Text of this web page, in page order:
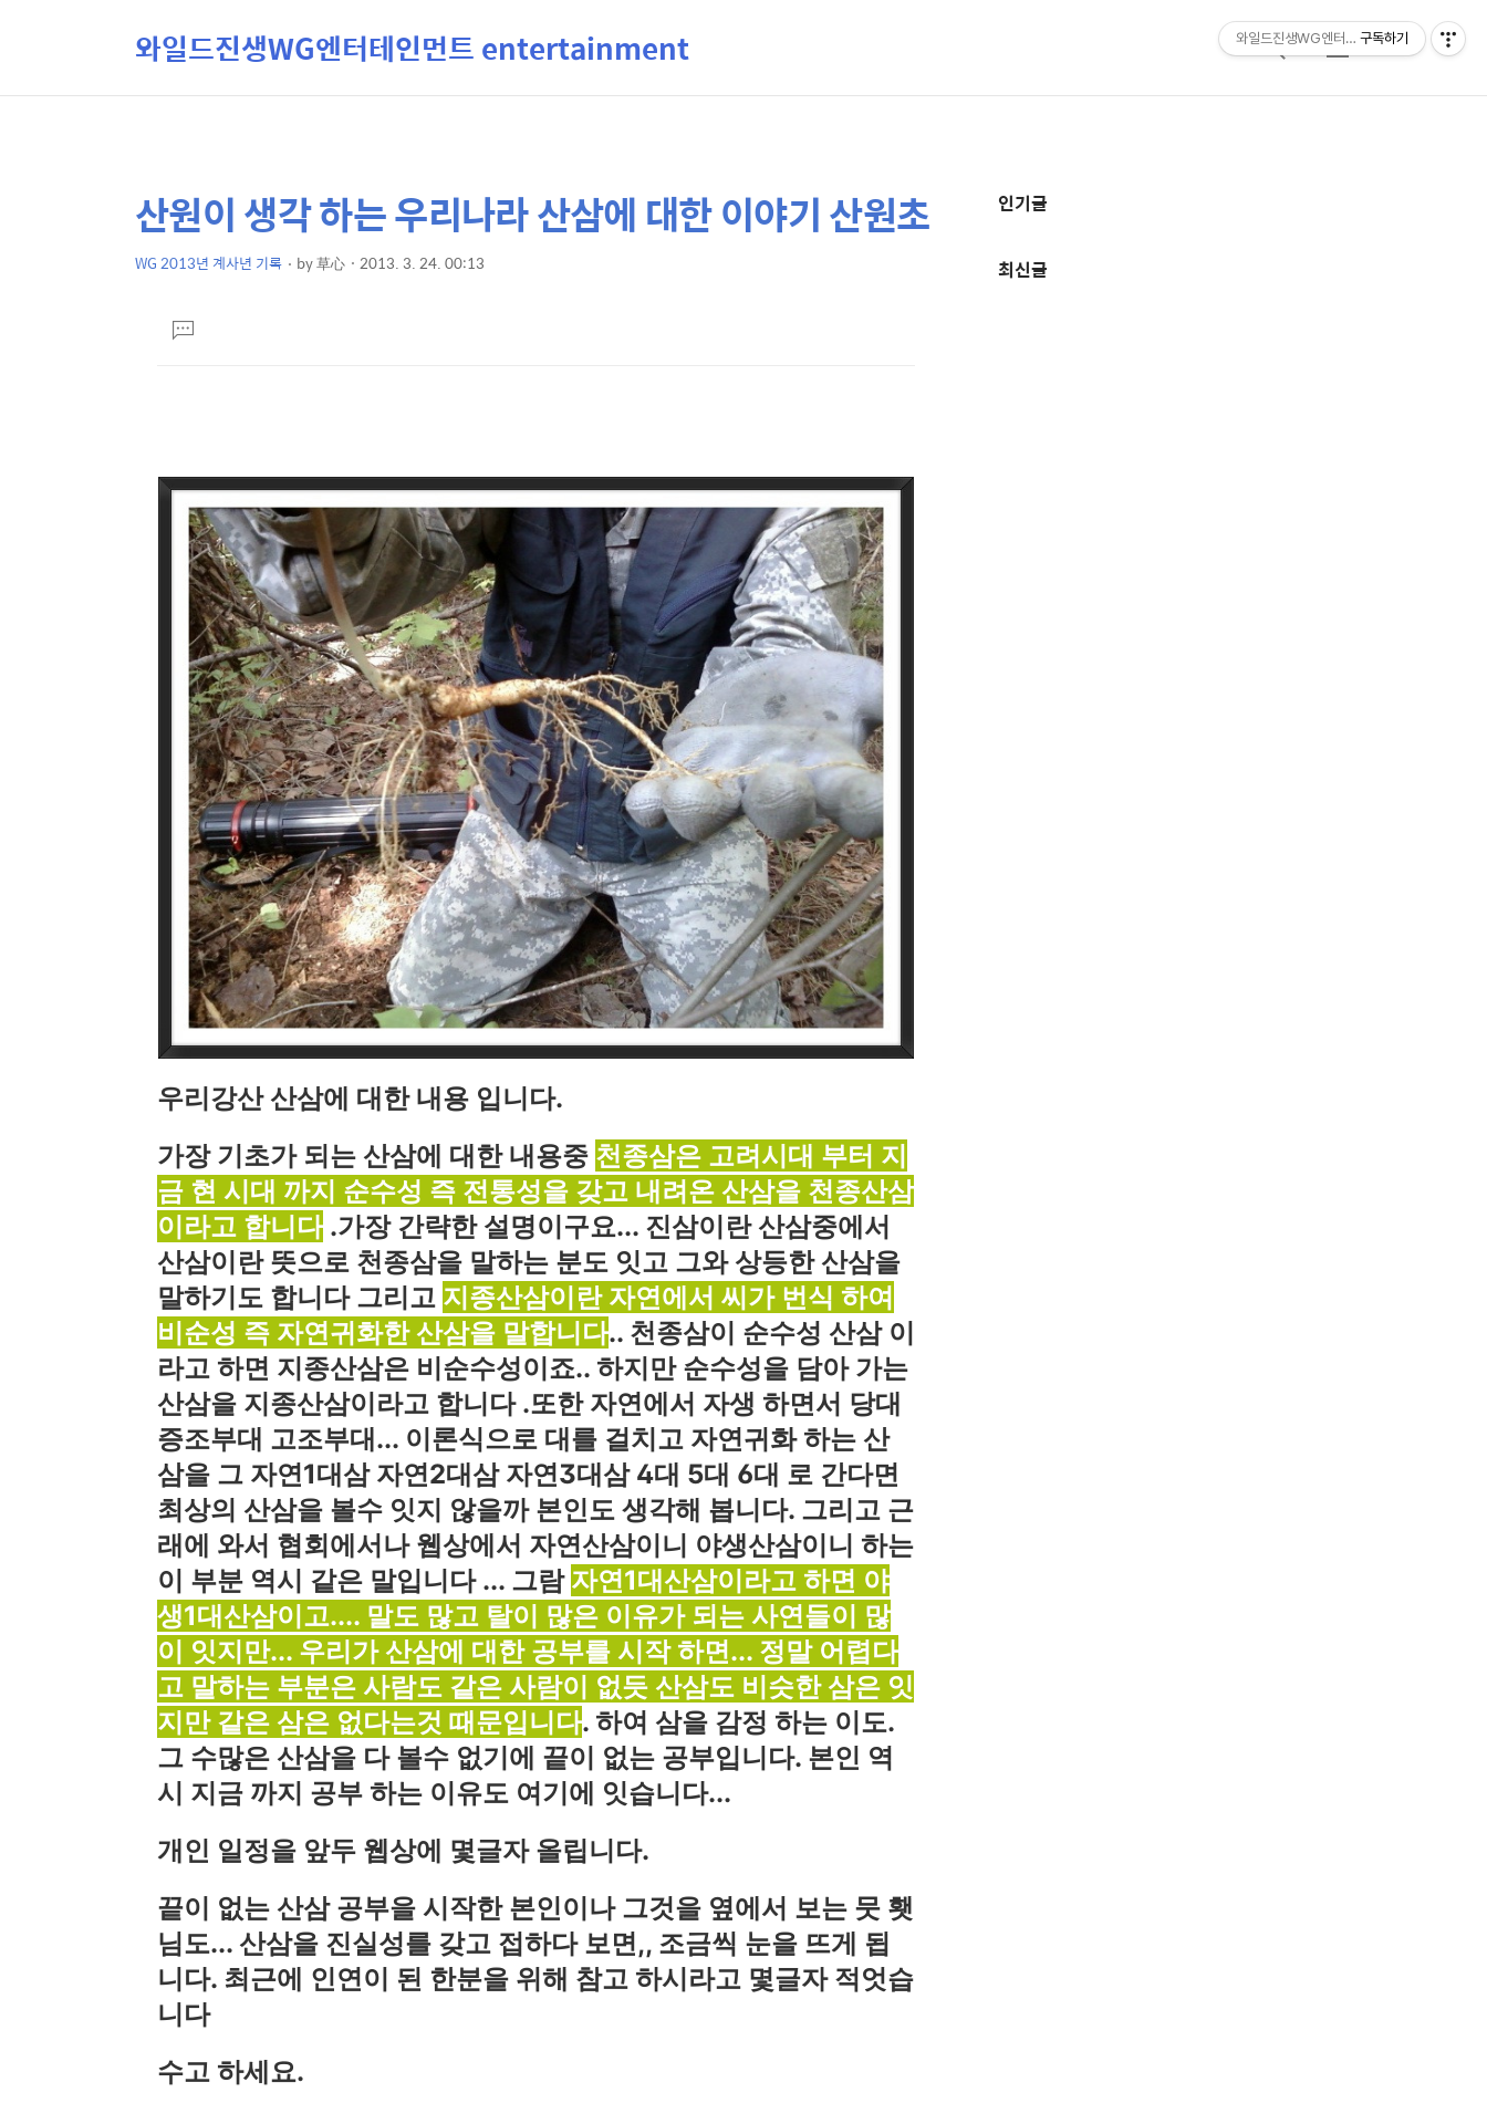
와일드진생WG엔터테인먼트 entertainment
검
메
상
세
컨
본
문
제
산원이 생각 하는 우리나라 산삼에 대한 이야기 산원초
WG 2013년 계사년 기록 by草心 2013. 3. 24. 00:13
댓
글
우리강산 산삼에 대한 내용 입니다.
가장 기초가 되는 산삼에 대한 내용중 천종삼은 고려시대 부터 지
금 현 시대 까지 순수성 즉 전통성을 갖고 내려온 산삼을 천종산삼
이라고 합니다 .가장 간략한 설명이구요... 진삼이란 산삼중에서
산삼이란 뜻으로 천종삼을 말하는 분도 잇고 그와 상등한 산삼을
말하기도 합니다 그리고 지종산삼이란 자연에서 씨가 번식 하여
비순성 즉 자연귀화한 산삼을 말합니다.. 천종삼이 순수성 산삼 이
라고 하면 지종산삼은 비순수성이죠.. 하지만 순수성을 담아 가는
산삼을 지종산삼이라고 합니다 .또한 자연에서 자생 하면서 당대
증조부대 고조부대... 이론식으로 대를 걸치고 자연귀화 하는 산
삼을 그 자연1대삼 자연2대삼 자연3대삼 4대 5대 6대 로 간다면
최상의 산삼을 볼수 잇지 않을까 본인도 생각해 봅니다. 그리고 근
래에 와서 협회에서나 웹상에서 자연산삼이니 야생산삼이니 하는
이 부분 역시 같은 말입니다 ... 그람 자연1대산삼이라고 하면 야
생1대산삼이고.... 말도 많고 탈이 많은 이유가 되는 사연들이 많
이 잇지만... 우리가 산삼에 대한 공부를 시작 하면... 정말 어렵다
고 말하는 부분은 사람도 같은 사람이 없듯 산삼도 비슷한 삼은 잇
지만 같은 삼은 없다는것 때문입니다. 하여 삼을 감정 하는 이도.
그 수많은 산삼을 다 볼수 없기에 끝이 없는 공부입니다. 본인 역
시 지금 까지 공부 하는 이유도 여기에 잇습니다...
개인 일정을 앞두 웹상에 몇글자 올립니다.
끝이 없는 산삼 공부을 시작한 본인이나 그것을 옆에서 보는 뭇 횃
님도... 산삼을 진실성를 갖고 접하다 보면,, 조금씩 눈을 뜨게 됩
니다. 최근에 인연이 된 한분을 위해 참고 하시라고 몇글자 적엇습
니다
수고 하세요.
추
정
인기글
최신글
와일드진생WG엔터테인먼트
구독하기